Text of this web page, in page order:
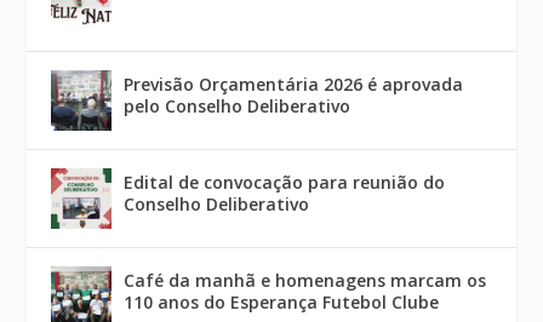
Previsão Orçamentária 2026 é aprovada
pelo Conselho Deliberativo
Edital de convocação para reunião do
Conselho Deliberativo
Café da manhã e homenagens marcam os
110 anos do Esperança Futebol Clube